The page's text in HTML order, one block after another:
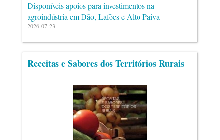
Disponíveis apoios para investimentos na
agroindústria em Dão, Lafões e Alto Paiva
2026-07-23
Receitas e Sabores dos Territórios Rurais